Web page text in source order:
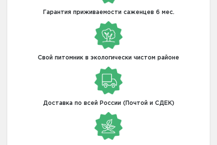
Гарантия приживаемости саженцев 6 мес.
Свой питомник в экологически чистом районе
Доставка по всей России (Почтой и СДЕК)